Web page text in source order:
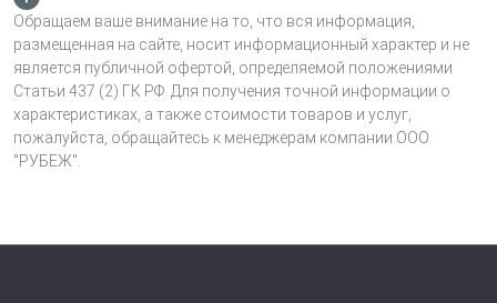
Температура срабатывания (класс) и тип извещателя
(максимальный, максимально-дифференциальный)
задаются при конфигурировании извещателя.
Маркировка взрывозащиты извещателей в
зависимости от исполнения –
Обращаем ваше внимание на то, что вся информация,
размещенная на сайте, носит информационный характер и не
является публичной офертой, определяемой положениями
Статьи 437 (2) ГК РФ. Для получения точной информации о
характеристиках, а также стоимости товаров и услуг,
пожалуйста, обращайтесь к менеджерам компании ООО
"РУБЕЖ".